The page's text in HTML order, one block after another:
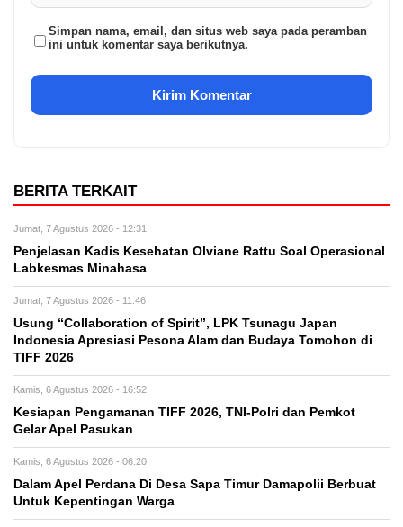
Simpan nama, email, dan situs web saya pada peramban
ini untuk komentar saya berikutnya.
BERITA TERKAIT
Jumat, 7 Agustus 2026 - 12:31
Penjelasan Kadis Kesehatan Olviane Rattu Soal Operasional
Labkesmas Minahasa
Jumat, 7 Agustus 2026 - 11:46
Usung “Collaboration of Spirit”, LPK Tsunagu Japan
Indonesia Apresiasi Pesona Alam dan Budaya Tomohon di
TIFF 2026
Kamis, 6 Agustus 2026 - 16:52
Kesiapan Pengamanan TIFF 2026, TNI-Polri dan Pemkot
Gelar Apel Pasukan
Kamis, 6 Agustus 2026 - 06:20
Dalam Apel Perdana Di Desa Sapa Timur Damapolii Berbuat
Untuk Kepentingan Warga